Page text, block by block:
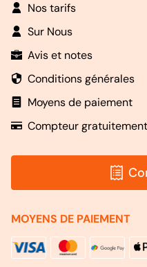
Nos tarifs
Sur Nous
Avis et notes
Conditions générales
Moyens de paiement
Compteur
MOYENS DE PAIEMENT